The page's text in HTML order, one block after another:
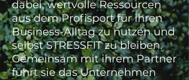
dabei, wertvolle Ressourcen
aus dem Profisport für ihren
Business-Alltag zu nutzen und
selbst STRESSFIT zu bleiben.
Gemeinsam mit ihrem Partner
führt sie das Unternehmen